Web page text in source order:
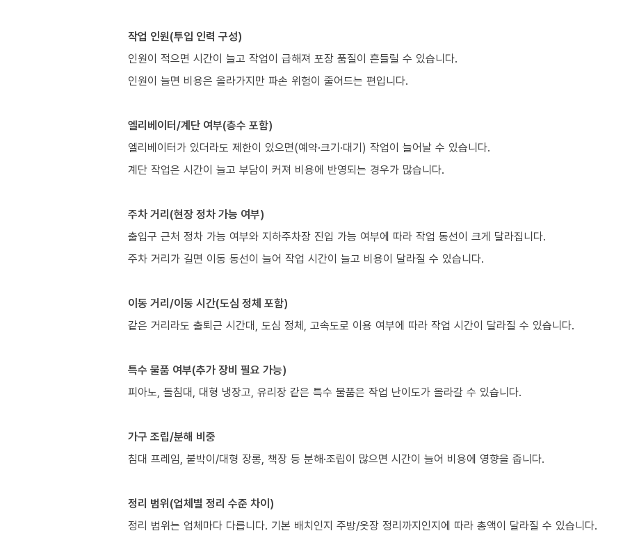
작업 인원(투입 인력 구성)
인원이 적으면 시간이 늘고 작업이 급해져 포장 품질이 흔들릴 수 있습니다.
인원이 늘면 비용은 올라가지만 파손 위험이 줄어드는 편입니다.
엘리베이터/계단 여부(층수 포함)
엘리베이터가 있더라도 제한이 있으면(예약·크기·대기) 작업이 늘어날 수 있습니다.
계단 작업은 시간이 늘고 부담이 커져 비용에 반영되는 경우가 많습니다.
주차 거리(현장 정차 가능 여부)
출입구 근처 정차 가능 여부와 지하주차장 진입 가능 여부에 따라 작업 동선이 크게 달라집니다.
주차 거리가 길면 이동 동선이 늘어 작업 시간이 늘고 비용이 달라질 수 있습니다.
이동 거리/이동 시간(도심 정체 포함)
같은 거리라도 출퇴근 시간대, 도심 정체, 고속도로 이용 여부에 따라 작업 시간이 달라질 수 있습니다.
특수 물품 여부(추가 장비 필요 가능)
피아노, 돌침대, 대형 냉장고, 유리장 같은 특수 물품은 작업 난이도가 올라갈 수 있습니다.
가구 조립/분해 비중
침대 프레임, 붙박이/대형 장롱, 책장 등 분해·조립이 많으면 시간이 늘어 비용에 영향을 줍니다.
정리 범위(업체별 정리 수준 차이)
정리 범위는 업체마다 다릅니다. 기본 배치인지 주방/옷장 정리까지인지에 따라 총액이 달라질 수 있습니다.